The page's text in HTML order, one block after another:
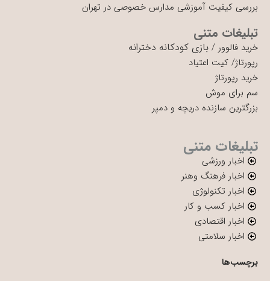
بررسی کیفیت آموزشی مدارس خصوصی در تهران
تبلیغات متنی
خرید فالوور / بازی کودکانه دخترانه
رپورتاژ/ کیت اعتیاد
خرید رپورتاژ
سم برای موش
بزرگترین سازنده دریچه و دمپر
تبلیغات متنی
اخبار ورزشی
اخبار فرهنگ وهنر
اخبار تکنولوژی
اخبار کسب و کار
اخبار اقتصادی
اخبار سلامتی
برچسب‌ها